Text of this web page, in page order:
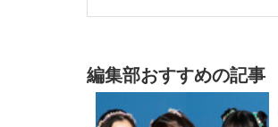
編集部おすすめの記事